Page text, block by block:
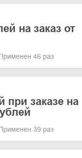
на заказ от
46 раз
при заказе на
39 раз